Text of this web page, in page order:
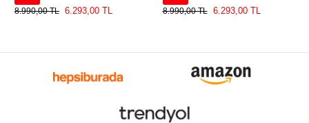
8.990,00 TL 6.293,00 TL
8.990,00 TL
6.293,00 TL